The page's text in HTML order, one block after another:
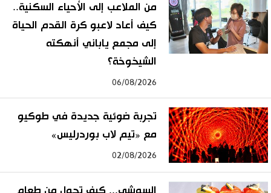
من الملاعب إلى الأحياء السكنية..
كيف أعاد لاعبو كرة القدم الحياة
إلى مجمع ياباني أنهكته
الشيخوخة؟
06/08/2026
تجربة ضوئية جديدة في طوكيو
مع «تيم لاب بوردرليس»
02/08/2026